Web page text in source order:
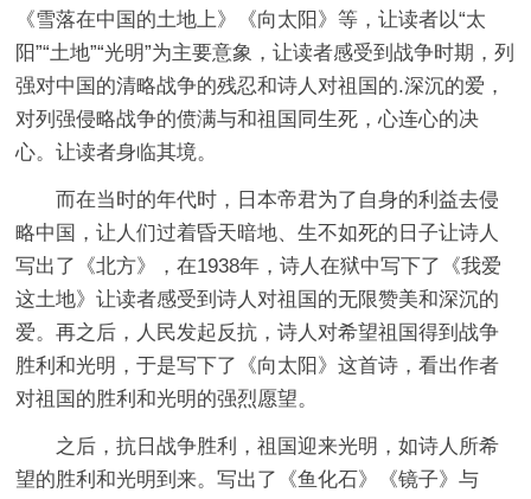
《雪落在中国的土地上》《向太阳》等，让读者以“太
阳”“土地”“光明”为主要意象，让读者感受到战争时期，列
强对中国的清略战争的残忍和诗人对祖国的.深沉的爱，
对列强侵略战争的偾满与和祖国同生死，心连心的决
心。让读者身临其境。
而在当时的年代时，日本帝君为了自身的利益去侵
略中国，让人们过着昏天暗地、生不如死的日子让诗人
写出了《北方》，在1938年，诗人在狱中写下了《我爱
这土地》让读者感受到诗人对祖国的无限赞美和深沉的
爱。再之后，人民发起反抗，诗人对希望祖国得到战争
胜利和光明，于是写下了《向太阳》这首诗，看出作者
对祖国的胜利和光明的强烈愿望。
之后，抗日战争胜利，祖国迎来光明，如诗人所希
望的胜利和光明到来。写出了《鱼化石》《镜子》与